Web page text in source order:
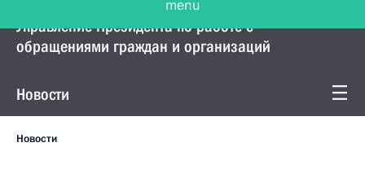
Управление Президента по работе с
обращениями граждан и организаций
Новости
Новости